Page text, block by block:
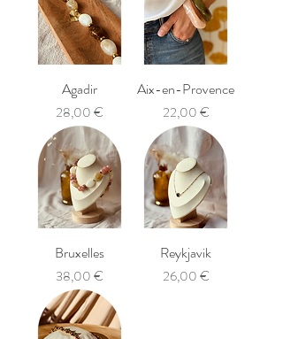
Agadir
Prix
28,00 €
Aix-en-Provence
Prix
22,00 €
Bruxelles
Prix
38,00 €
Reykjavik
Prix
26,00 €